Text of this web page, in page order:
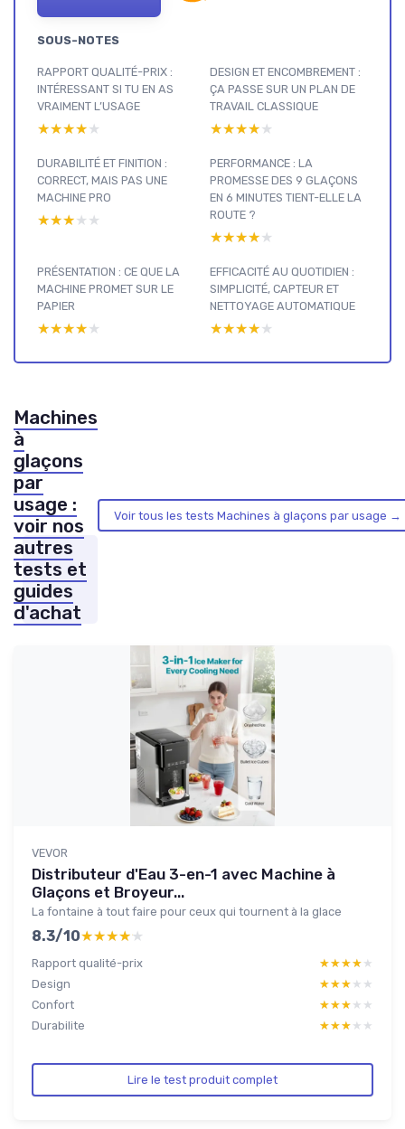
SOUS-NOTES
RAPPORT QUALITÉ-PRIX :
INTÉRESSANT SI TU EN AS
VRAIMENT L’USAGE
★★★★★
★★★★★
DESIGN ET ENCOMBREMENT :
ÇA PASSE SUR UN PLAN DE
TRAVAIL CLASSIQUE
★★★★★
★★★★★
DURABILITÉ ET FINITION :
CORRECT, MAIS PAS UNE
MACHINE PRO
★★★★★
★★★★★
PERFORMANCE : LA
PROMESSE DES 9 GLAÇONS
EN 6 MINUTES TIENT-ELLE LA
ROUTE ?
★★★★★
★★★★★
PRÉSENTATION : CE QUE LA
MACHINE PROMET SUR LE
PAPIER
★★★★★
★★★★★
EFFICACITÉ AU QUOTIDIEN :
SIMPLICITÉ, CAPTEUR ET
NETTOYAGE AUTOMATIQUE
★★★★★
★★★★★
Machines
à
glaçons
par
usage :
voir nos
autres
tests et
guides
d'achat
Voir tous les tests Machines à glaçons par usage →
VEVOR
Distributeur d'Eau 3-en-1 avec Machine à
Glaçons et Broyeur...
La fontaine à tout faire pour ceux qui tournent à la glace
8.3/10★★★★★
★★★★★
Rapport qualité-prix ★★★★★
★★★★★
Design
★★★★★
★★★★★
Confort
★★★★★
★★★★★
Durabilite
★★★★★
★★★★★
Lire le test produit complet